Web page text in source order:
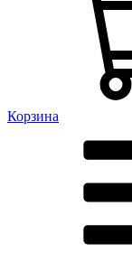
Корзина